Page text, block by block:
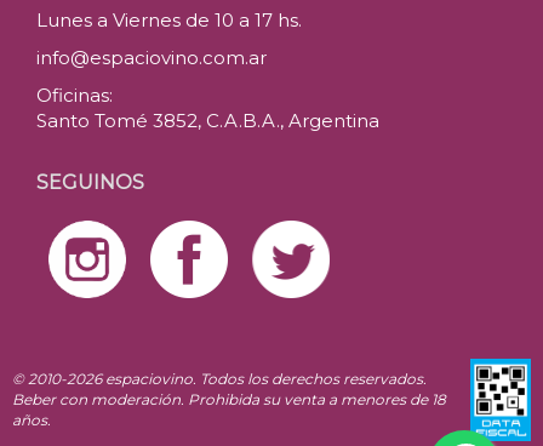
Lunes a Viernes de 10 a 17 hs.
info@espaciovino.com.ar
Oficinas:
Santo Tomé 3852, C.A.B.A., Argentina
SEGUINOS
© 2010-2026 espaciovino. Todos los derechos reservados.
Beber con moderación. Prohibida su venta a menores de 18
años.